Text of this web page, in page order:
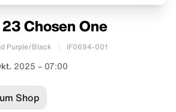
Chosen One
Purple/Black IF0694-001
2025 – 07:00
Shop